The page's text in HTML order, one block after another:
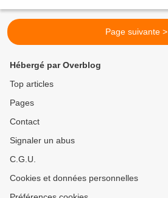
Page suivante >
Hébergé par Overblog
Top articles
Pages
Contact
Signaler un abus
C.G.U.
Cookies et données personnelles